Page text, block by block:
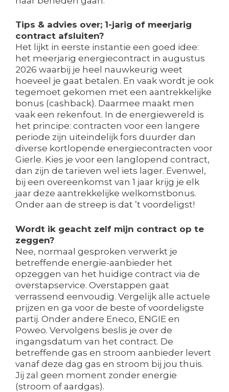
Tips & advies over; 1-jarig of meerjarig
contract afsluiten?
Het lijkt in eerste instantie een goed idee:
het meerjarig energiecontract in augustus
2026 waarbij je heel nauwkeurig weet
hoeveel je gaat betalen. En vaak wordt je ook
tegemoet gekomen met een aantrekkelijke
bonus (cashback). Daarmee maakt men
vaak een rekenfout. In de energiewereld is
het principe: contracten voor een langere
periode zijn uiteindelijk fors duurder dan
diverse kortlopende energiecontracten voor
Gierle. Kies je voor een langlopend contract,
dan zijn de tarieven wel iets lager. Evenwel,
bij een overeenkomst van 1 jaar krijg je elk
jaar deze aantrekkelijke welkomstbonus.
Onder aan de streep is dat ’t voordeligst!
Wordt ik geacht zelf mijn contract op te
zeggen?
Nee, normaal gesproken verwerkt je
betreffende energie-aanbieder het
opzeggen van het huidige contract via de
overstapservice. Overstappen gaat
verrassend eenvoudig. Vergelijk alle actuele
prijzen en ga voor de beste of voordeligste
partij. Onder andere Eneco, ENGIE en
Poweo. Vervolgens beslis je over de
ingangsdatum van het contract. De
betreffende gas en stroom aanbieder levert
vanaf deze dag gas en stroom bij jou thuis.
Jij zal geen moment zonder energie
(stroom of aardgas).